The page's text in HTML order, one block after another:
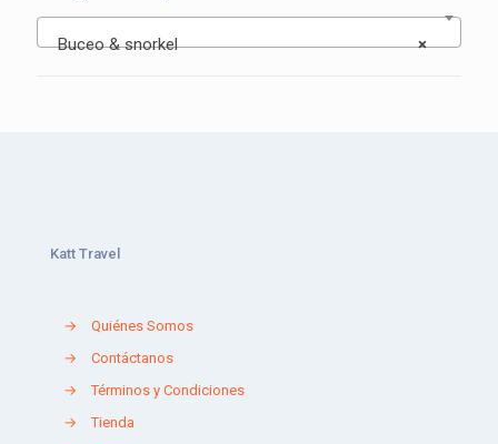
×
Buceo & snorkel
Katt Travel
→
Quiénes Somos
→
Contáctanos
→
Términos y Condiciones
→
Tienda